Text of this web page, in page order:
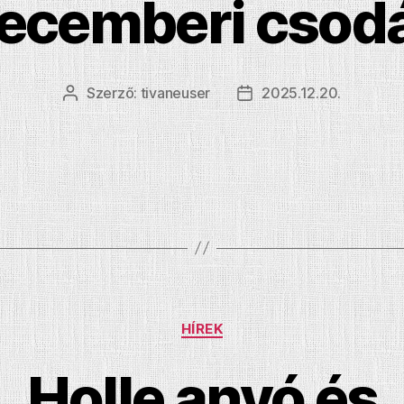
Bejegyzés
szerzője
Szerző:tivaneuser
Bejegyzés
dátuma
2025.12.20.
Kategóriák
HÍREK